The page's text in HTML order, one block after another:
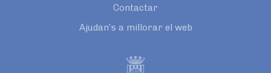
Contactar
Ajudan’s a millorar el web